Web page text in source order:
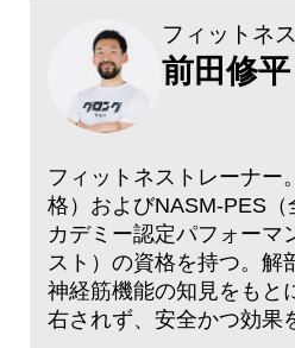
フィットネ
前田修平
フィットネストレーナー
格）およびNASM-PES
カデミー認定パフォーマ
スト）の資格を持つ。解
神経筋機能の知見をもと
右されず、安全かつ効果